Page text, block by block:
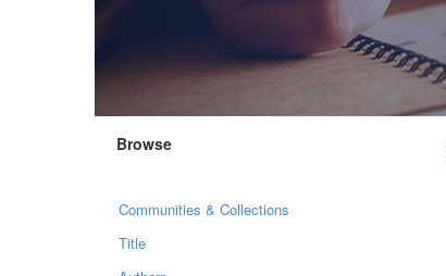
Browse
Communities & Collections
Title